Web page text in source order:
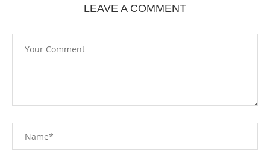
LEAVE A COMMENT